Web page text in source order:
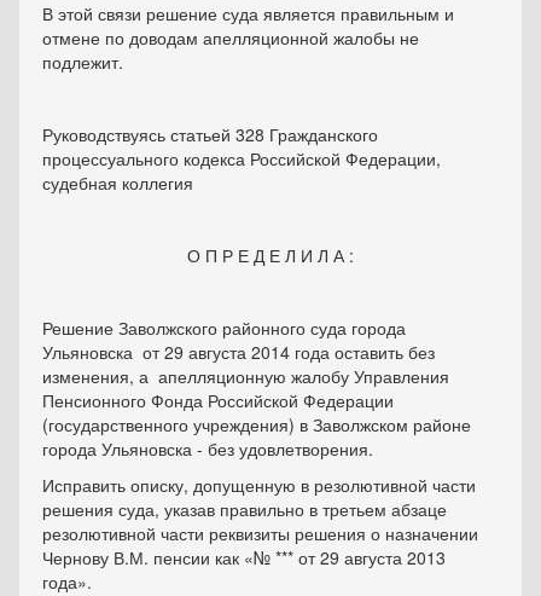
В этой связи решение суда является правильным и
отмене по доводам апелляционной жалобы не
подлежит.
Руководствуясь статьей 328 Гражданского
процессуального кодекса Российской Федерации,
судебная коллегия
О П Р Е Д Е Л И Л А :
Решение Заволжского районного суда города
Ульяновска от 29 августа 2014 года оставить без
изменения, а апелляционную жалобу Управления
Пенсионного Фонда Российской Федерации
(государственного учреждения) в Заволжском районе
города Ульяновска - без удовлетворения.
Исправить описку, допущенную в резолютивной части
решения суда, указав правильно в третьем абзаце
резолютивной части реквизиты решения о назначении
Чернову В.М. пенсии как «№ *** от 29 августа 2013
года».